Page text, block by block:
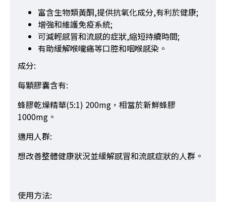
富含生物類黃酮,提供抗氧化成分,有利於健康;
增強和維護免疫系統;
可減輕感冒和流感的症狀,縮短持續時間;
有助緩解喉嚨痛等口腔和咽喉感染。
成分:
每顆膠囊含有:
蜂膠乾燥精華(5:1) 200mg，相當於新鮮蜂膠
1000mg。
適用人群:
想改善整體健康狀況並緩解感冒和流感症狀的人群。
使用方法: